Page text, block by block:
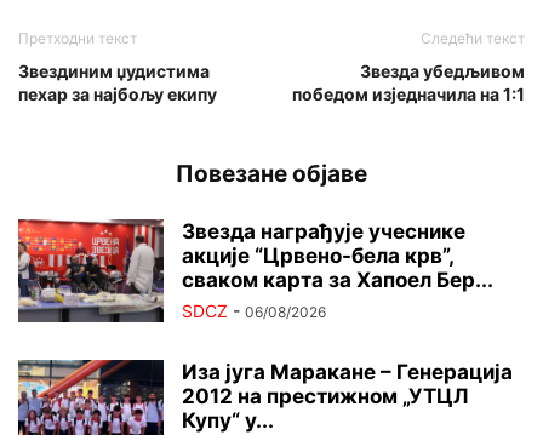
Претходни текст
Звездиним џудистима
пехар за најбољу екипу
Следећи текст
Звезда убедљивом
победом изједначила на 1:1
Повезане објаве
Звезда награђује учеснике
акције “Црвено-бела крв”,
сваком карта за Хапоел Бер...
SDCZ - 06/08/2026
Иза југа Маракане – Генерација
2012 на престижном „УТЦЛ
Купу“ у...